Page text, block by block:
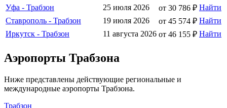
Уфа - Трабзон
25 июля 2026 от 30 786 ₽ Найти
Ставрополь - Трабзон
19 июля 2026 от 45 574 ₽ Найти
Иркутск - Трабзон
11 августа 2026 от 46 155 ₽ Найти
Аэропорты Трабзона
Ниже представлены действующие региональные и
международные аэропорты Трабзона.
Трабзон